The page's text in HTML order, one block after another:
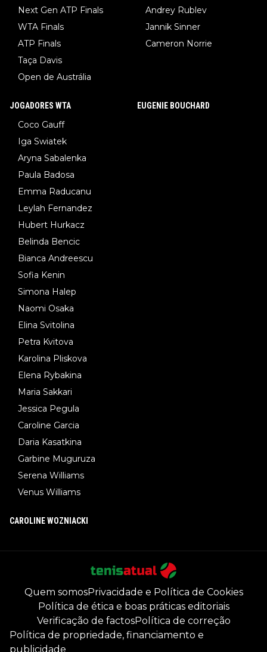
Next Gen ATP Finals
WTA Finals
ATP Finals
Taça Davis
Open de Austrália
Andrey Rublev
Jannik Sinner
Cameron Norrie
JOGADORES WTA
Coco Gauff
Iga Swiatek
Aryna Sabalenka
Paula Badosa
Emma Raducanu
Leylah Fernandez
Hubert Hurkacz
Belinda Bencic
Bianca Andreescu
Sofia Kenin
Simona Halep
Naomi Osaka
Elina Svitolina
Petra Kvitova
Karolina Pliskova
Elena Rybakina
Maria Sakkari
Jessica Pegula
Caroline Garcia
Daria Kasatkina
Garbine Muguruza
Serena Williams
Venus Williams
EUGENIE BOUCHARD
CAROLINE WOZNIACKI
Quem somosPrivacidade e Política de Cookies
Política de ética e boas práticas editoriais
Verificação de factosPolítica de correção
Política de propriedade, financiamento e
publicidade